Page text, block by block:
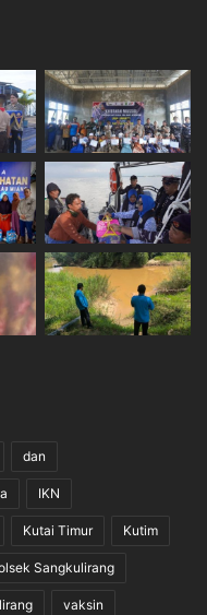
dan
IKN
Kutai Timur Kutim
Sangkulirang
vaksin